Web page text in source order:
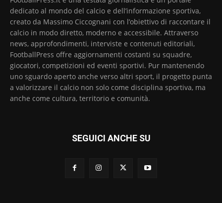
dedicato al mondo del calcio e dell’informazione sportiva,
creato da Massimo Ciccognani con l’obiettivo di raccontare il
calcio in modo diretto, moderno e accessibile. Attraverso
news, approfondimenti, interviste e contenuti editoriali,
FootballPress offre aggiornamenti costanti su squadre,
giocatori, competizioni ed eventi sportivi. Pur mantenendo
uno sguardo aperto anche verso altri sport, il progetto punta
a valorizzare il calcio non solo come disciplina sportiva, ma
anche come cultura, territorio e comunità.
SEGUICI ANCHE SU